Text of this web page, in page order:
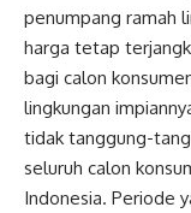
penumpang ramah
harga tetap
bagi calon
lingkungan
tidak tanggung-
seluruh calon
Indonesia. Periode